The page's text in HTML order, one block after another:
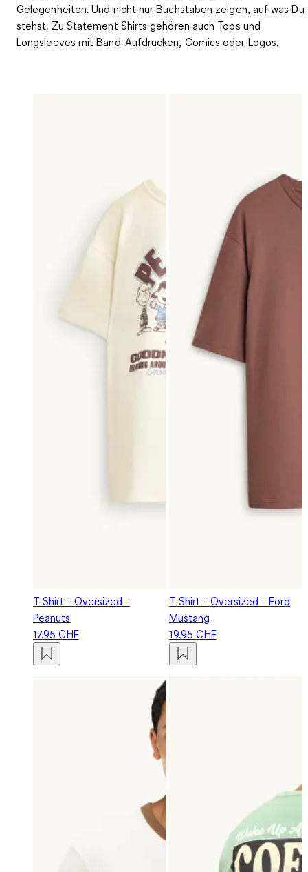
Gelegenheiten. Und nicht nur Buchstaben zeigen, auf was Du
stehst. Zu Statement Shirts gehören auch Tops und
Longsleeves mit Band-Aufdrucken, Comics oder Logos.
T-Shirt - Oversized -
Peanuts
17.95 CHF
T-Shirt - Oversized - Ford
Mustang
19.95 CHF